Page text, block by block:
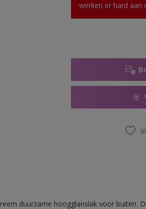
werken er hard aan
duurzame hoogglanslak voor buiten.